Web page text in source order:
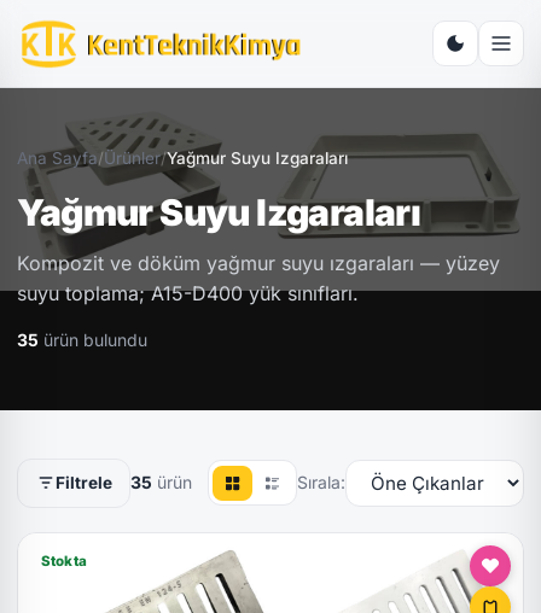
Ana Sayfa/Ürünler/Yağmur Suyu Izgaraları
Yağmur Suyu Izgaraları
Kompozit ve döküm yağmur suyu ızgaraları — yüzey
suyu toplama; A15-D400 yük sınıfları.
35 ürün bulundu
Filtrele 35 ürün Sırala:
Stokta